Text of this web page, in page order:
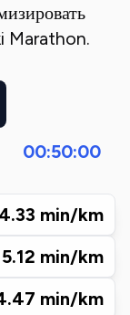
Marathon.
00:50:00
4.33 min/km
5.12 min/km
min/km